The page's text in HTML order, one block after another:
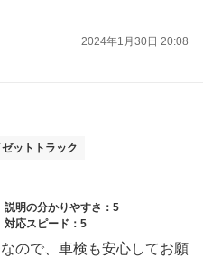
2024年1月30日 20:08
ットトラック
説明の分かりやすさ：5
対応スピード：5
ので、車検も安心してお願